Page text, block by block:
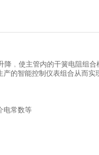
降﹐使主管内的干簧电阻组
的智能控制仪表组合从而实
电常数等